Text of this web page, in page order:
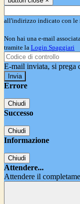
all'indirizzo indicato con le
Non hai una e-mail
tramite la Login Spaggiari
E-mail inviata, si prega
Errore
Chiudi
Successo
Chiudi
Informazione
Chiudi
Attendere...
Attendere il